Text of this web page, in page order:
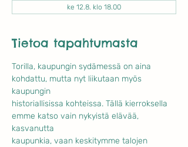
ke 12.8. klo 18.00
Tietoa tapahtumasta
Torilla, kaupungin sydämessä on aina
kohdattu, mutta nyt liikutaan myös
kaupungin
historiallisissa kohteissa. Tällä kierroksella
emme katso vain nykyistä elävää,
kasvanutta
kaupunkia, vaan keskitymme talojen